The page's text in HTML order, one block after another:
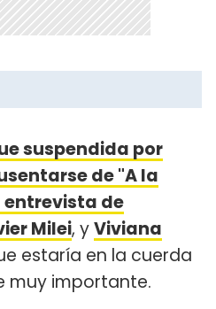
suspendida por
de "A la
entrevista de
Milei, yViviana
estaría en la cuerda
muy importante.